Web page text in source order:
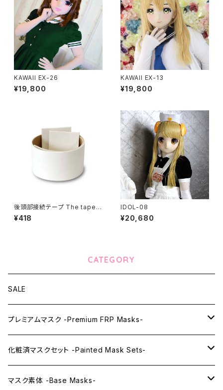
KAWAII EX-26
¥19,800
KAWAII EX-13
¥19,800
後頭部接続テープ The tape o
f connecting back of the h
ead parts
¥418
IDOL-08
¥20,680
CATEGORY
SALE
プレミアムマスク -Premium FRP Masks-
KAWAII PREMIUM Mask & Wig Sets
プレミアムマスク素体-Premium base masks-
化粧済マスクセット -Painted Mask Sets-
KAWAII EX series
マスク素体 -Base Masks-